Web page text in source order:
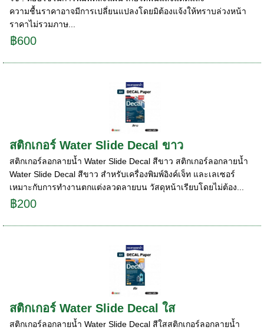
ความชื้น ราคาอาจมีการเปลี่ยนแปลงโดยมิต้องแจ้งให้ทราบล่วงหน้า
ราคาไม่รวมภาษ...
฿600
สติกเกอร์ Water Slide Decal ขาว
สติกเกอร์ลอกลายน้ำ Water Slide Decal สีขาว สติกเกอร์ลอกลายน้ำ
Water Slide Decal สีขาว สำหรับเครื่องพิมพ์อิงค์เจ็ท และเลเซอร์
เหมาะกับการทำงานตกแต่งลวดลายบน วัสดุหน้าเรียบโดยไม่ต้อง...
฿200
สติกเกอร์ Water Slide Decal ใส
สติกเกอร์ลอกลายน้ำ Water Slide Decal สีใสสติกเกอร์ลอกลายน้ำ